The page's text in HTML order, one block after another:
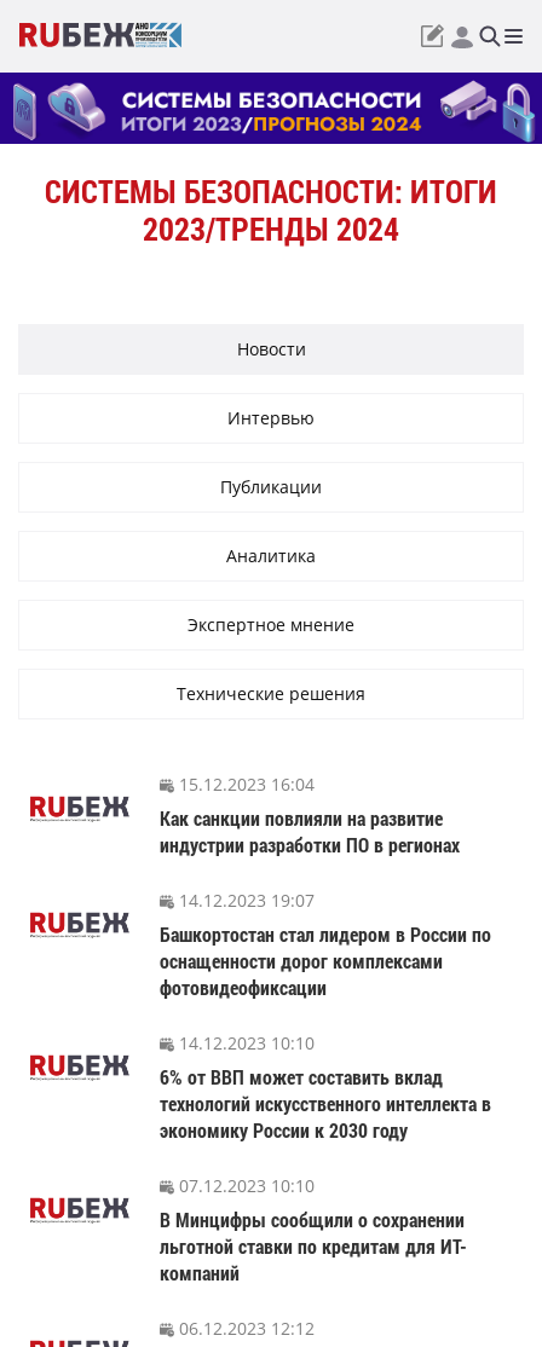
СИСТЕМЫ БЕЗОПАСНОСТИ: ИТОГИ
2023/ТРЕНДЫ 2024
Новости
Интервью
Публикации
Аналитика
Экспертное мнение
Технические решения
15.12.2023 16:04
Как санкции повлияли на развитие
индустрии разработки ПО в регионах
14.12.2023 19:07
Башкортостан стал лидером в России по
оснащенности дорог комплексами
фотовидеофиксации
14.12.2023 10:10
6% от ВВП может составить вклад
технологий искусственного интеллекта в
экономику России к 2030 году
07.12.2023 10:10
В Минцифры сообщили о сохранении
льготной ставки по кредитам для ИТ-
компаний
06.12.2023 12:12